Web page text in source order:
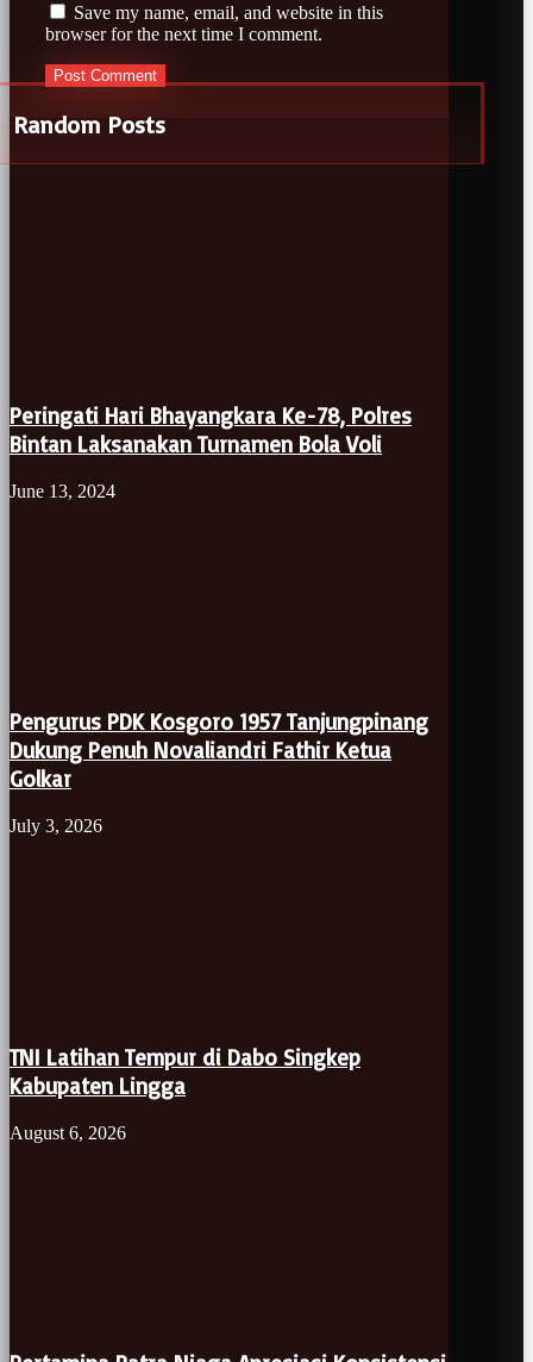
Save my name, email, and website in this
browser for the next time I comment.
Random Posts
Peringati Hari Bhayangkara Ke-78, Polres
Bintan Laksanakan Turnamen Bola Voli
June 13, 2024
Pengurus PDK Kosgoro 1957 Tanjungpinang
Dukung Penuh Novaliandri Fathir Ketua
Golkar
July 3, 2026
TNI Latihan Tempur di Dabo Singkep
Kabupaten Lingga
August 6, 2026